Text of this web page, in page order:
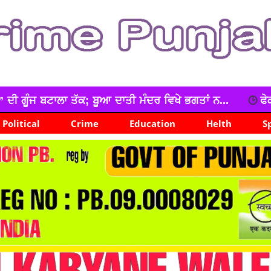
ਵਿਖੇ ਭਗਤਾਂ ਨ... ਫੇਕ ਸੋਸ਼ਲ ਮੀਡੀਆ ਪ੍ਰੋਫਾਈਲ
Political Crime Education Helth